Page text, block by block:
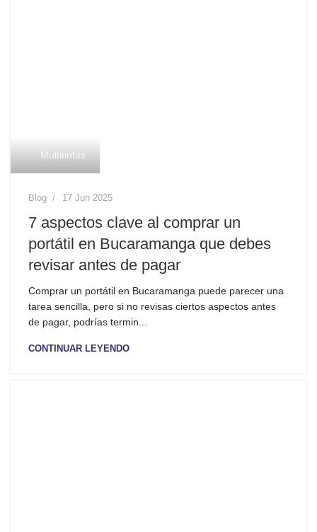
Multitintas
Blog 17 Jun 2025
7 aspectos clave al comprar un
portátil en Bucaramanga que debes
revisar antes de pagar
Comprar un portátil en Bucaramanga puede parecer una
tarea sencilla, pero si no revisas ciertos aspectos antes
de pagar, podrías termin...
CONTINUAR LEYENDO